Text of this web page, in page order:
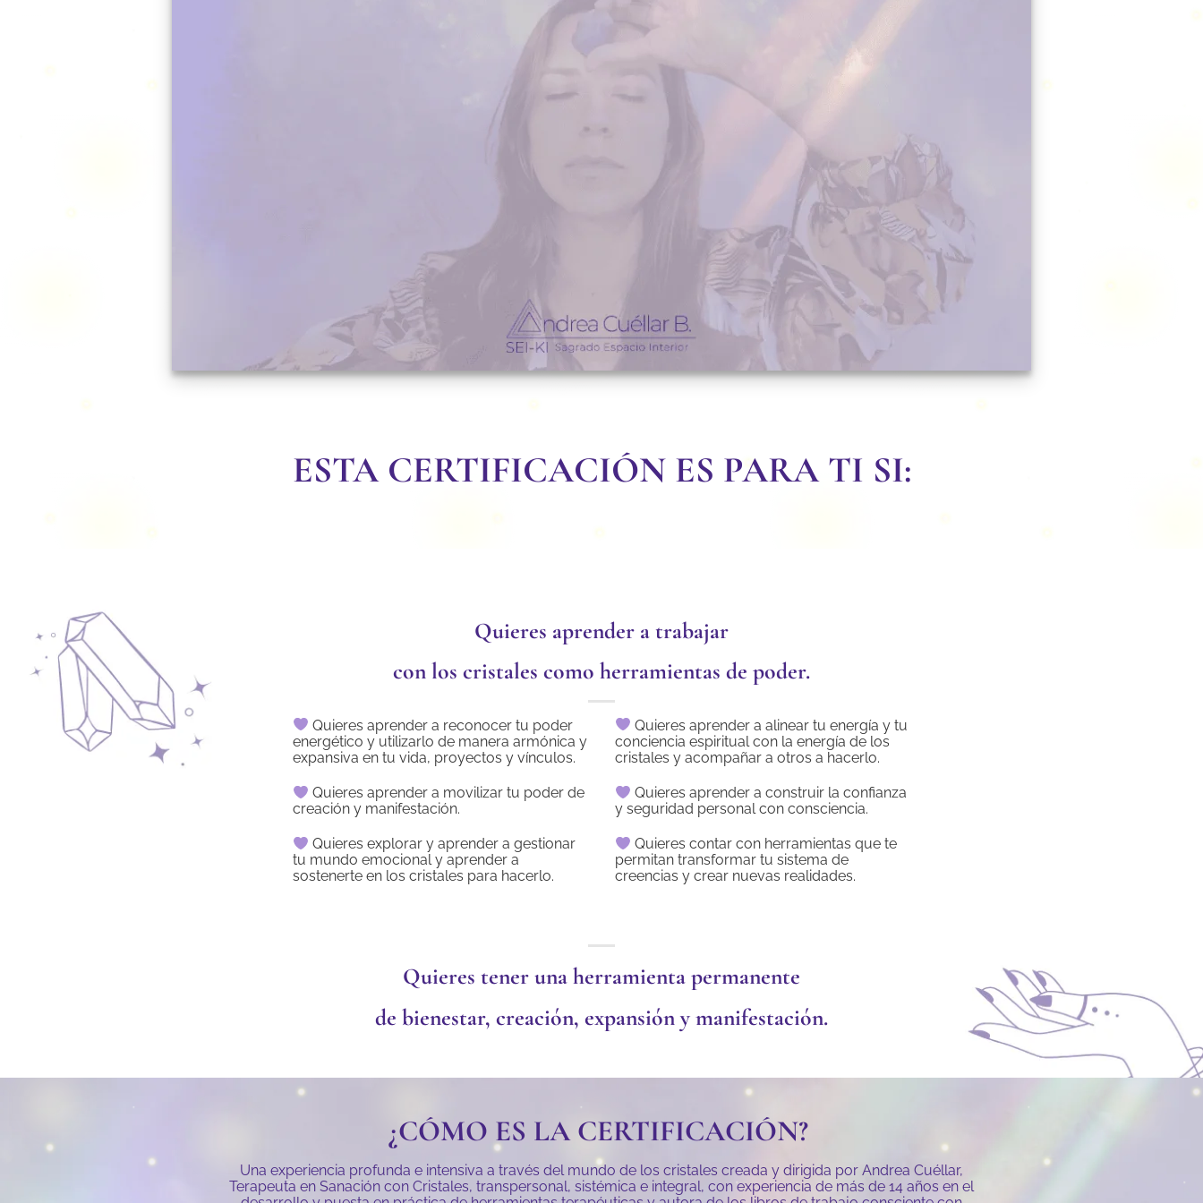
ESTA CERTIFICACIÓN ES PARA TI SI:
Quieres aprender a trabajar
con los cristales como herramientas de poder.
Quieres aprender a reconocer tu poder
energético y utilizarlo de manera armónica y
expansiva en tu vida, proyectos y vínculos.
Quieres aprender a movilizar tu poder de
creación y manifestación.
Quieres explorar y aprender a gestionar
tu mundo emocional y aprender a
sostenerte en los cristales para hacerlo.
Quieres aprender a alinear tu energía y tu
conciencia espiritual con la energía de los
cristales y acompañar a otros a hacerlo.
Quieres aprender a construir la confianza
y seguridad personal con consciencia.
Quieres contar con herramientas que te
permitan transformar tu sistema de
creencias y crear nuevas realidades.
Quieres tener una herramienta permanente
de bienestar, creación, expansión y manifestación.
¿CÓMO ES LA CERTIFICACIÓN?
Una experiencia profunda e intensiva a través del mundo de los cristales creada y dirigida por Andrea Cuéllar,
Terapeuta en Sanación con Cristales, transpersonal, sistémica e integral, con experiencia de más de 14 años en el